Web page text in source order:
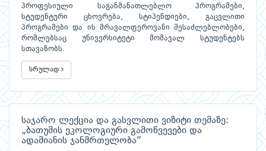
პროფესიული საგანმანათლებლო პროგრამები,
სტუდენტური ცხოვრება, სტიპენდიები, გაცვლითი
პროგრამები და ის მრავალფეროვანი შესაძლებლობები,
რომლებსაც უნივერსიტეტი მომავალ სტუდენტებს
სთავაზობს.
სრულად
საჯარო ლექცია და გასვლითი ვიზიტი თემაზე:
„ბათუმის ეკოლოგიური გამოწვევები და
ადამიანის ჯანმრთელობა“